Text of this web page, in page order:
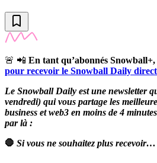
🚨 📲 En tant qu’abonnés Snowball+,
pour recevoir le Snowball Daily
Le Snowball Daily est une newsletter
vendredi) qui vous partage les
business et web3 en moins de 4
par là :
🛑 Si vous ne souhaitez plus recevoir…